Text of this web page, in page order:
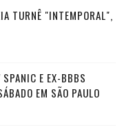
TURNÊ "INTEMPORAL",
E EX-BBBS
EM SÃO PAULO